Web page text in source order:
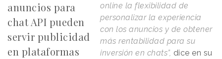
anuncios para
chat API pueden
servir publicidad
en plataformas
online la flexibilidad de
personalizar la experiencia
con los anuncios y de obtener
más rentabilidad para su
inversión en chats”, dice en su